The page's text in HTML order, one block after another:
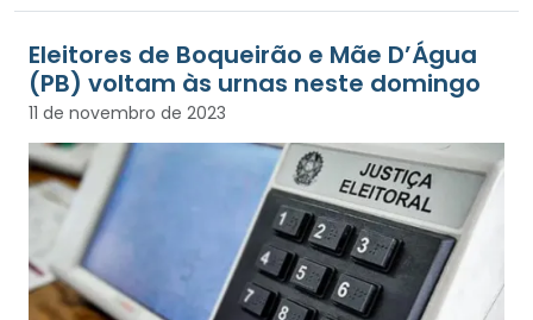
Eleitores de Boqueirão e Mãe D’Água
(PB) voltam às urnas neste domingo
11 de novembro de 2023